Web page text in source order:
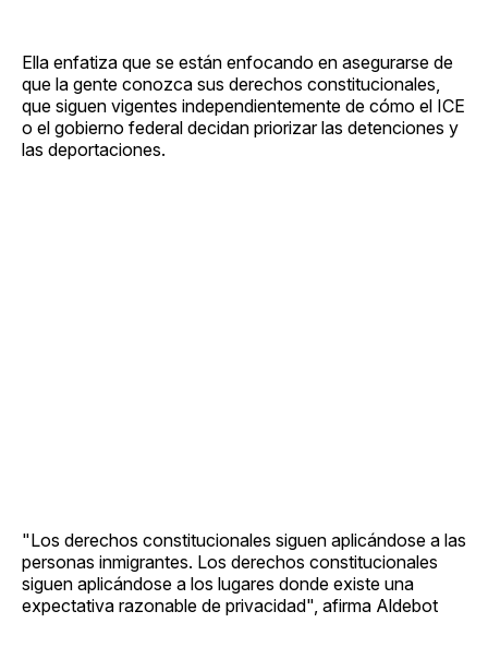
Ella enfatiza que se están enfocando en asegurarse de
que la gente conozca sus derechos constitucionales,
que siguen vigentes independientemente de cómo el ICE
o el gobierno federal decidan priorizar las detenciones y
las deportaciones.
"Los derechos constitucionales siguen aplicándose a las
personas inmigrantes. Los derechos constitucionales
siguen aplicándose a los lugares donde existe una
expectativa razonable de privacidad", afirma Aldebot